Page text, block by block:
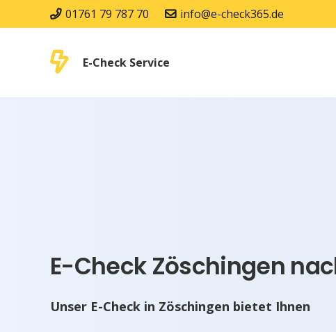
01761 79 787 70 info@e-check365.de
E-Check Service
E-Check Zöschingen
Unser E-Check in Zöschingen bietet Ihnen